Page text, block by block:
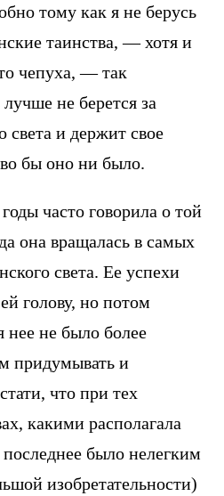
тому как я не берусь
таинства, — хотя и
чепуха, — так
не берется за
света и держит свое
бы оно ни было.
часто говорила о той
она вращалась в самых
света. Ее успехи
голову, но потом
нее не было более
придумывать и
что при тех
какими располагала
было нелегким
изобретательности)